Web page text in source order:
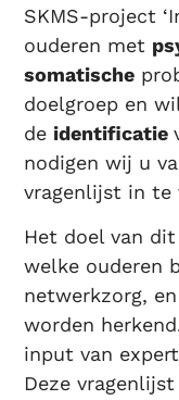
SKMS-project
ouderen met
somatische
doelgroep en
deidentificatie
nodigen wij u
vragenlijst in te
Het doel van
welke ouderen
netwerkzorg,
worden
input van
Deze